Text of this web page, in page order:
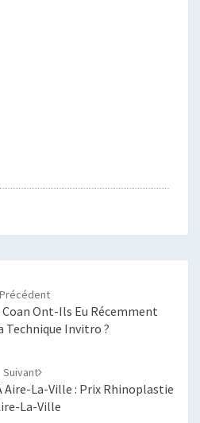
Ont-Ils Eu Récemment
Technique Invitro ?
Suivant
Aire-La-Ville : Prix Rhinoplastie
La-Ville